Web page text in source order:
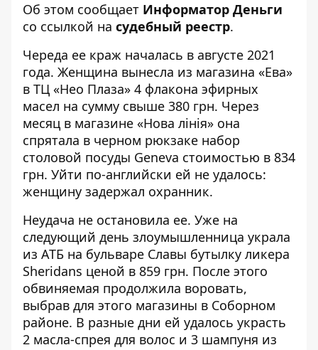
Об этом сообщает Информатор Деньги
со ссылкой на судебный реестр.
Череда ее краж началась в августе 2021
года. Женщина вынесла из магазина «Ева»
в ТЦ «Нео Плаза» 4 флакона эфирных
масел на сумму свыше 380 грн. Через
месяц в магазине «Нова лінія» она
спрятала в черном рюкзаке набор
столовой посуды Geneva стоимостью в 834
грн. Уйти по-английски ей не удалось:
женщину задержал охранник.
Неудача не остановила ее. Уже на
следующий день злоумышленница украла
из АТБ на бульваре Славы бутылку ликера
Sheridans ценой в 859 грн. После этого
обвиняемая продолжила воровать,
выбрав для этого магазины в Соборном
районе. В разные дни ей удалось украсть
2 масла-спрея для волос и 3 шампуня из